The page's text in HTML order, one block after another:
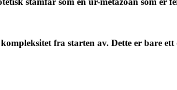
fra starten av. Dette er bare